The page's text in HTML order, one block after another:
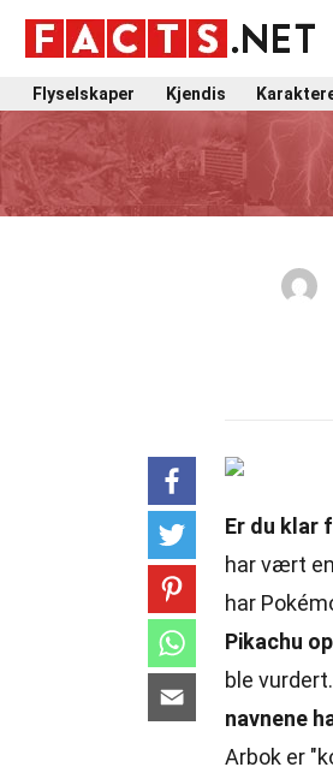
Flyselskaper Kjendis
Er du klar
har vært
har
Pikachu
ble
navnene
Arbok er